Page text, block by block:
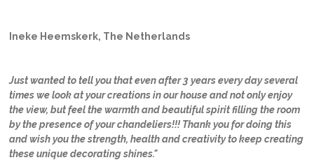
Ineke Heemskerk, The Netherlands
Just wanted to tell you that even after 3 years every day several
times we look at your creations in our house and not only enjoy
the view, but feel the warmth and beautiful spirit filling the room
by the presence of your chandeliers!!! Thank you for doing this
and wish you the strength, health and creativity to keep creating
these unique decorating shines."